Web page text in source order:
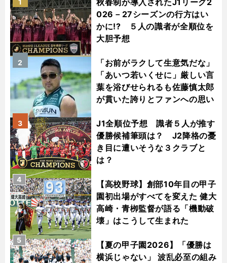
秋春制が導入されたJ1リーグ2
026－27シーズンの行方はい
かに!? ５人の識者が全順位を
大胆予想
1
「お前がラクして生意気だな」
「あいつ若いくせに」厳しい言
葉を浴びせられるも佐藤慎太郎
が貫いた誇りとファンへの思い
2
J1全順位予想 識者５人が推す
優勝候補筆頭は？ J2降格の憂
き目に遭いそうな３クラブと
は？
3
【高校野球】創部10年目の甲子
園初出場がすべてを変えた 健大
高崎・青栁監督が語る「機動破
壊」はこうして生まれた
4
【夏の甲子園2026】「優勝は
横浜じゃない」 波乱必至の組み
5